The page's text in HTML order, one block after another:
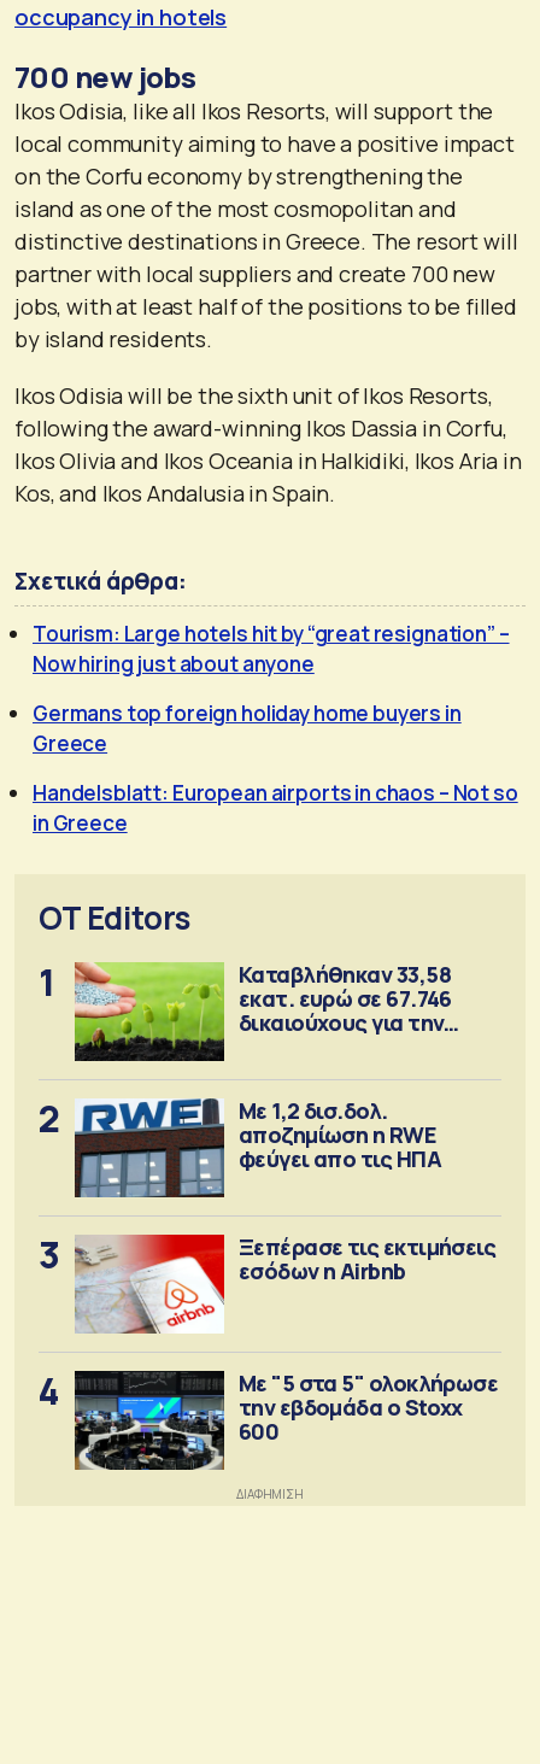
occupancy in hotels
700 new jobs
Ikos Odisia, like all Ikos Resorts, will support the
local community aiming to have a positive impact
on the Corfu economy by strengthening the
island as one of the most cosmopolitan and
distinctive destinations in Greece. The resort will
partner with local suppliers and create 700 new
jobs, with at least half of the positions to be filled
by island residents.
Ikos Odisia will be the sixth unit of Ikos Resorts,
following the award-winning Ikos Dassia in Corfu,
Ikos Olivia and Ikos Oceania in Halkidiki, Ikos Aria in
Kos, and Ikos Andalusia in Spain.
Σχετικά άρθρα:
Tourism: Large hotels hit by “great resignation” –
Now hiring just about anyone
Germans top foreign holiday home buyers in
Greece
Handelsblatt: European airports in chaos – Not so
in Greece
OT Editors
1
Καταβλήθηκαν 33,58
εκατ. ευρώ σε 67.746
δικαιούχους για την
2
Με 1,2 δισ.δολ.
αποζημίωση η RWE
φεύγει απο τις ΗΠΑ
3
Ξεπέρασε τις εκτιμήσεις
εσόδων η Airbnb
4
Με "5 στα 5" ολοκλήρωσε
την εβδομάδα ο Stoxx
600